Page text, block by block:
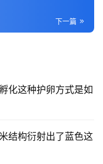
下一篇
化这种护卵方式是如
结构衍射出了蓝色这